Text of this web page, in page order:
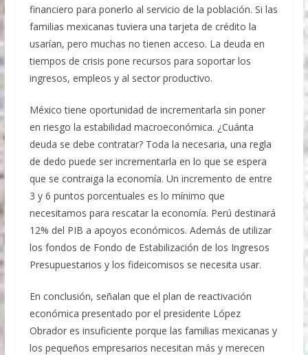
financiero para ponerlo al servicio de la población. Si las
familias mexicanas tuviera una tarjeta de crédito la
usarían, pero muchas no tienen acceso. La deuda en
tiempos de crisis pone recursos para soportar los
ingresos, empleos y al sector productivo.
México tiene oportunidad de incrementarla sin poner
en riesgo la estabilidad macroeconómica. ¿Cuánta
deuda se debe contratar? Toda la necesaria, una regla
de dedo puede ser incrementarla en lo que se espera
que se contraiga la economía. Un incremento de entre
3 y 6 puntos porcentuales es lo mínimo que
necesitamos para rescatar la economía. Perú destinará
12% del PIB a apoyos económicos. Además de utilizar
los fondos de Fondo de Estabilización de los Ingresos
Presupuestarios y los fideicomisos se necesita usar.
En conclusión, señalan que el plan de reactivación
económica presentado por el presidente López
Obrador es insuficiente porque las familias mexicanas y
los pequeños empresarios necesitan más y merecen